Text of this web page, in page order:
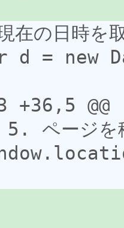
+36,5 @@